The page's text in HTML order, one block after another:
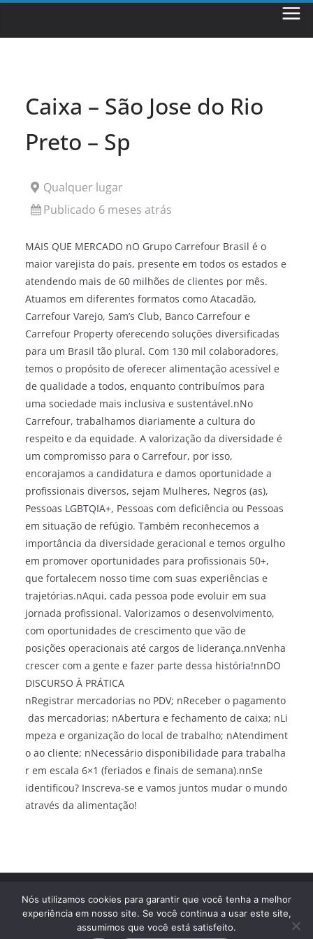
Caixa – São Jose do Rio
Preto – Sp
Qualquer lugar
Publicado 6 meses atrás
MAIS QUE MERCADO nO Grupo Carrefour Brasil é o
maior varejista do país, presente em todos os estados e
atendendo mais de 60 milhões de clientes por mês.
Atuamos em diferentes formatos como Atacadão,
Carrefour Varejo, Sam’s Club, Banco Carrefour e
Carrefour Property oferecendo soluções diversificadas
para um Brasil tão plural. Com 130 mil colaboradores,
temos o propósito de oferecer alimentação acessível e
de qualidade a todos, enquanto contribuímos para
uma sociedade mais inclusiva e sustentável.nNo
Carrefour, trabalhamos diariamente a cultura do
respeito e da equidade. A valorização da diversidade é
um compromisso para o Carrefour, por isso,
encorajamos a candidatura e damos oportunidade a
profissionais diversos, sejam Mulheres, Negros (as),
Pessoas LGBTQIA+, Pessoas com deficiência ou Pessoas
em situação de refúgio. Também reconhecemos a
importância da diversidade geracional e temos orgulho
em promover oportunidades para profissionais 50+,
que fortalecem nosso time com suas experiências e
trajetórias.nAqui, cada pessoa pode evoluir em sua
jornada profissional. Valorizamos o desenvolvimento,
com oportunidades de crescimento que vão de
posições operacionais até cargos de liderança.nnVenha
crescer com a gente e fazer parte dessa história!nnDO
DISCURSO À PRÁTICA
nRegistrar mercadorias no PDV; nReceber o pagamento
das mercadorias; nAbertura e fechamento de caixa; nLi
mpeza e organização do local de trabalho; nAtendiment
o ao cliente; nNecessário disponibilidade para trabalha
r em escala 6×1 (feriados e finais de semana).nnSe
identificou? Inscreva-se e vamos juntos mudar o mundo
através da alimentação!
reservados.
Nós utilizamos cookies para garantir que você tenha a melhor
experiência em nosso site. Se você continua a usar este site,
assumimos que você está satisfeito.